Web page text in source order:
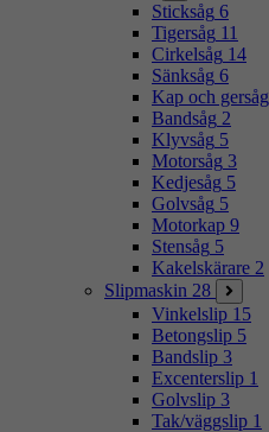
Sticksåg 6
Tigersåg 11
Cirkelsåg 14
Sänksåg 6
Kap och gersåg
Bandsåg 2
Klyvsåg 5
Motorsåg 3
Kedjesåg 5
Golvsåg 5
Motorkap 9
Stensåg 5
Kakelskärare 2
Slipmaskin 28
Vinkelslip 15
Betongslip 5
Bandslip 3
Excenterslip 1
Golvslip 3
Tak/väggslip 1